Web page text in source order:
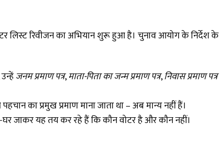
लिस्ट रिवीजन का अभियान शुरू हुआ है। चुनाव आयोग के निर्देश के
जनम प्रमाण पत्र,माता-पिता का जन्म प्रमाण पत्र,निवास प्रमाण पत्र
का प्रमुख प्रमाण माना जाता था – अब मान्य नहीं हैं।
जाकर यह तय कर रहे हैं कि कौन वोटर है और कौन नहीं।